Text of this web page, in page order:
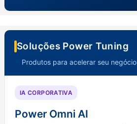
Soluções Power Tuning
Produtos para acelerar seu negócio
IA CORPORATIVA
Power Omni AI